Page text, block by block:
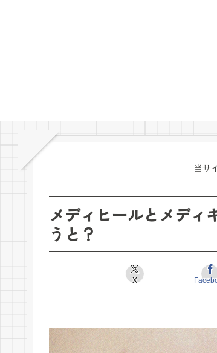
当サ
メディヒールとメディ
うと？
X